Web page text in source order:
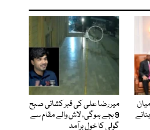
میر رضا علی کی قبر کشائی صبح
9 بجے ہوگی، لاش والے مقام سے
گولی کا خول برآمد